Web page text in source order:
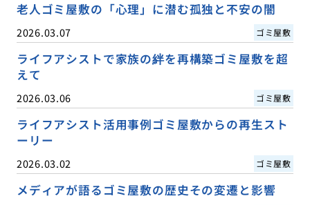
老人ゴミ屋敷の「心理」に潜む孤独と不安の闇
2026.03.07 ゴミ屋敷
ライフアシストで家族の絆を再構築ゴミ屋敷を超
えて
2026.03.06 ゴミ屋敷
ライフアシスト活用事例ゴミ屋敷からの再生スト
ーリー
2026.03.02 ゴミ屋敷
メディアが語るゴミ屋敷の歴史その変遷と影響